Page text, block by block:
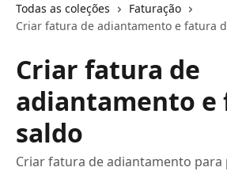
Todas as coleções
Faturação
Criar fatura de adiantamento e fatura
Criar fatura de
adiantamento e
saldo
Criar fatura de adiantamento